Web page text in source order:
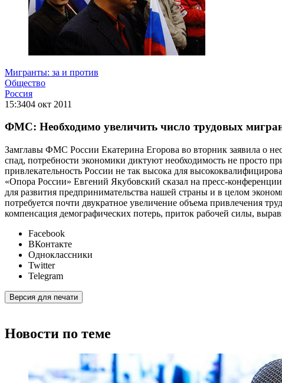
Мигранты: за и против
Общество
Россия
15:3404 окт 2011
ФМС: Необходимо увеличить число трудовых
Замглавы ФМС России Екатерина Егорова во вторник заявила о
спад, потребности экономики диктуют необходимость не просто
привлекательность России не так высока для
«Опора России» Евгений Якубовский сказал на пресс-
для развития предпринимательства нашей страны и в целом
потребуется почти двукратное увеличение объема привлечения
компенсация демографических потерь, приток рабочей силы,
Facebook
ВКонтакте
Одноклассники
Twitter
Telegram
Версия для печати
Новости по теме